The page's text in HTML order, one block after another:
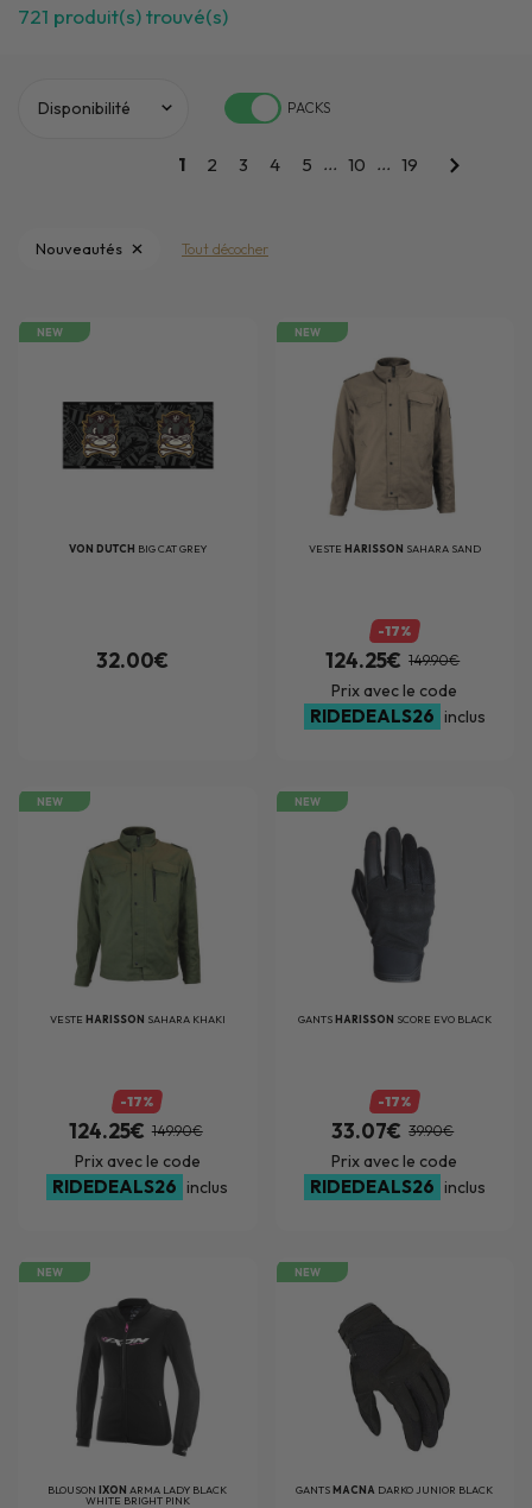
721 produit(s) trouvé(s)
PACKS
1 2 3 4 5 ... 10 ... 19
Nouveautés Tout décocher
NEW
VON DUTCH BIG CAT GREY
32.00€
NEW
VESTE HARISSON SAHARA SAND
-17%
124.25€ 149.90€
Prix avec le code
RIDEDEALS26 inclus
NEW
VESTE HARISSON SAHARA KHAKI
-17%
124.25€ 149.90€
Prix avec le code
RIDEDEALS26 inclus
NEW
GANTSHARISSON SCORE EVO BLACK
-17%
33.07€ 39.90€
Prix avec le code
RIDEDEALS26 inclus
NEW
BLOUSONIXON ARMA LADY BLACK
WHITE BRIGHT PINK
NEW
GANTSMACNA DARKO JUNIOR BLACK